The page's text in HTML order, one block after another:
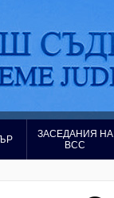
ЗАСЕДАНИЯ НА
ВСС